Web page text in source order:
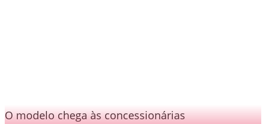
O modelo chega às concessionárias